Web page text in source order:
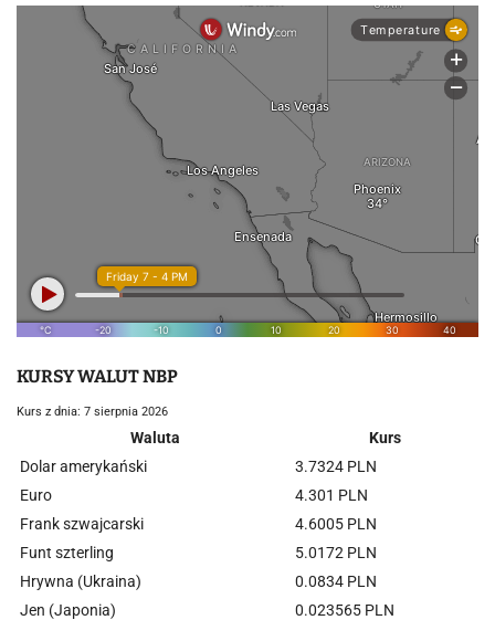
KURSY WALUT NBP
Kurs z dnia: 7 sierpnia 2026
Waluta
Kurs
Dolar amerykański
3.7324 PLN
Euro
4.301 PLN
Frank szwajcarski
4.6005 PLN
Funt szterling
5.0172 PLN
Hrywna (Ukraina)
0.0834 PLN
Jen (Japonia)
0.023565 PLN